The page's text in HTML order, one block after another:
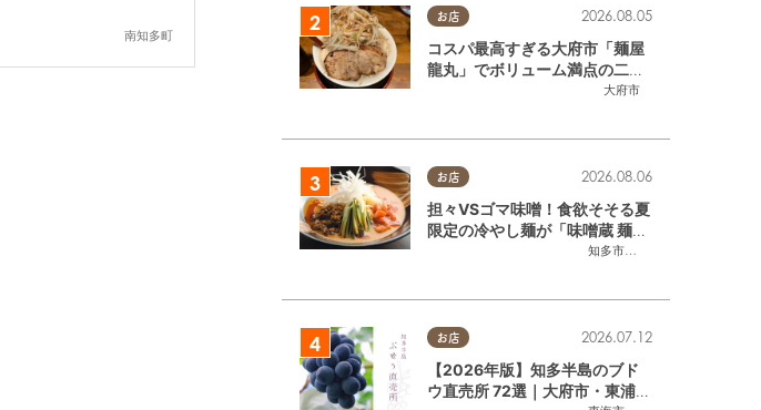
南知多町
お店
大府市
2026.08.05
コスパ最高すぎる大府市「麺屋
龍丸」でボリューム満点の二郎
系ラーメンを堪能してきた
お店
知多市
,半田市
2026.08.06
担々VSゴマ味噌！食欲そそる夏
限定の冷やし麺が「味噌蔵 麺四
朗 半田店・知多店」で登場／ち
お店 2026.07.12
【2026年版】知多半島のブド
ウ直売所 72選｜大府市・東浦町